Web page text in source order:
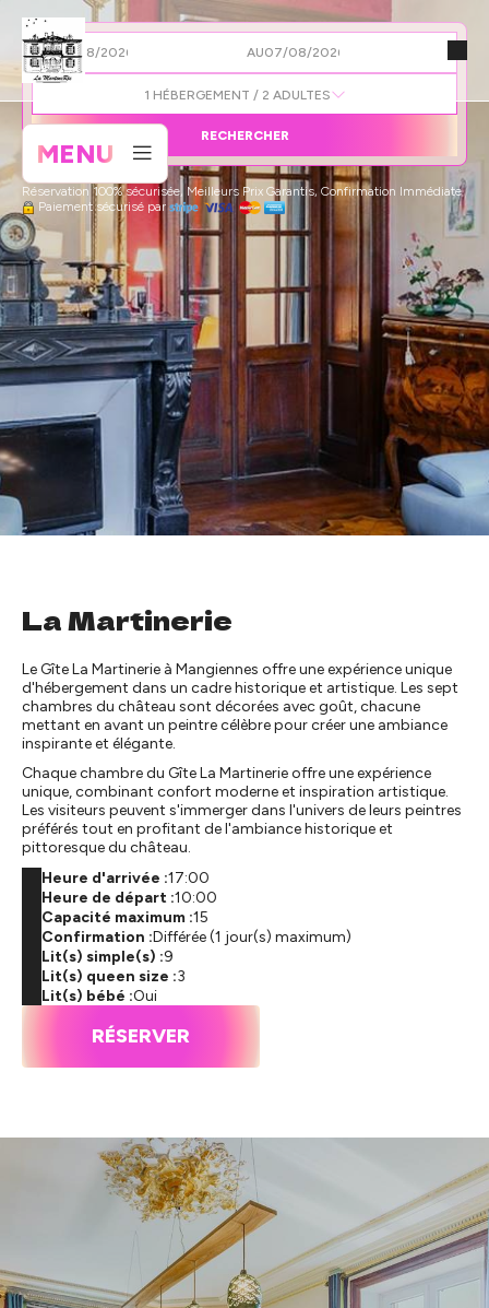
MENU
DU AU
1 HÉBERGEMENT / 2 ADULTES
RECHERCHER
Réservation 100% sécurisée, Meilleurs Prix Garantis, Confirmation Immédiate
Paiement sécurisé par
La Martinerie
Le Gîte La Martinerie à Mangiennes offre une expérience unique
d'hébergement dans un cadre historique et artistique. Les sept
chambres du château sont décorées avec goût, chacune
mettant en avant un peintre célèbre pour créer une ambiance
inspirante et élégante.
Chaque chambre du Gîte La Martinerie offre une expérience
unique, combinant confort moderne et inspiration artistique.
Les visiteurs peuvent s'immerger dans l'univers de leurs peintres
préférés tout en profitant de l'ambiance historique et
pittoresque du château.
Heure d'arrivée :17:00
Heure de départ :10:00
Capacité maximum :15
Confirmation :Différée (1 jour(s) maximum)
Lit(s) simple(s) :9
Lit(s) queen size :3
Lit(s) bébé :Oui
RÉSERVER